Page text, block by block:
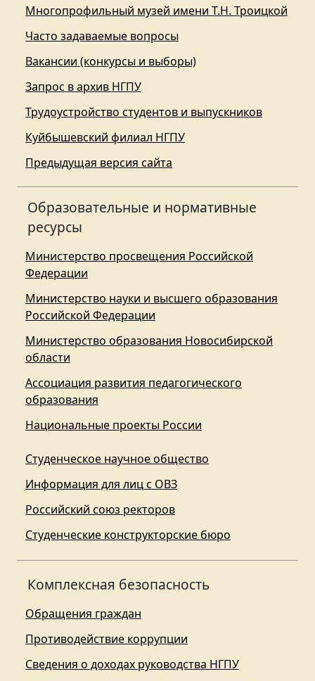
Многопрофильный музей имени Т.Н. Троицкой
Часто задаваемые вопросы
Вакансии (конкурсы и выборы)
Запрос в архив НГПУ
Трудоустройство студентов и выпускников
Куйбышевский филиал НГПУ
Предыдущая версия сайта
Образовательные и нормативные
ресурсы
Министерство просвещения Российской
Федерации
Министерство науки и высшего образования
Российской Федерации
Министерство образования Новосибирской
области
Ассоциация развития педагогического
образования
Национальные проекты России
Студенческое научное общество
Информация для лиц с ОВЗ
Российский союз ректоров
Студенческие конструкторские бюро
Комплексная безопасность
Обращения граждан
Противодействие коррупции
Сведения о доходах руководства НГПУ